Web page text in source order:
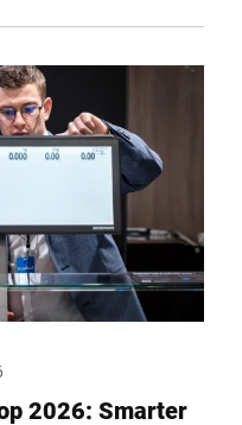
zeigt das
integrierte
sowie einen
industrieller
2026: Smarter